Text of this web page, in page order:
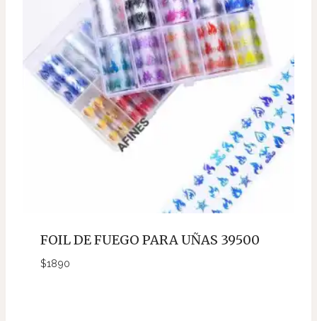
FOIL DE FUEGO PARA UÑAS 39500
$1890